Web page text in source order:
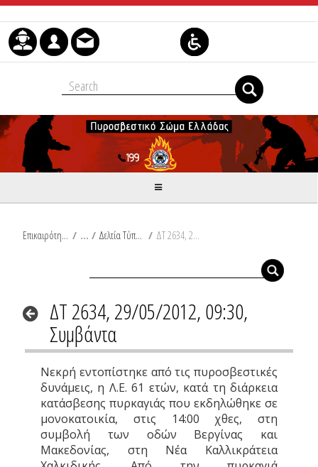
Skip to Content
Επικαιρότητα / Δελτία Τύπου / ΔΤ 2634, 29/05/2012, 09:30, Συμβάντα
ΔΤ 2634, 29/05/2012, 09:30,
Συμβάντα
Νεκρή εντοπίστηκε από τις πυροσβεστικές
δυνάμεις, η Λ.Ε. 61 ετών, κατά τη διάρκεια
κατάσβεσης πυρκαγιάς που εκδηλώθηκε σε
μονοκατοικία, στις 14:00 χθες, στη
συμβολή των οδών Βεργίνας και
Μακεδονίας, στη Νέα Καλλικράτεια